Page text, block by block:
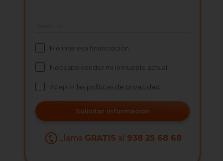
Me interesa financiación
Necesito vender mi inmueble actual
Acepto las políticas de privacidad
Solicitar información
Llama GRATIS al 938 25 68 68